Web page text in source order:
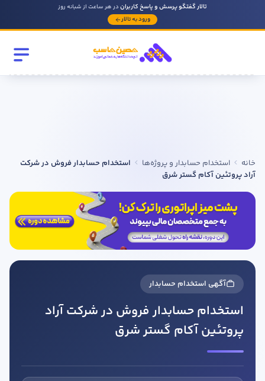
تالار گفتگو پرسش و پاسخ کاربراندر هر ساعت از شبانه روز
ورود به تالار
خانه استخدام حسابدار و پروژه‌ها
استخدام حسابدار فروش در شرکت
آراد پروتئین آکام گستر شرق
آگهی استخدام حسابدار
استخدام حسابدار فروش در شرکت آراد
پروتئین آکام گستر شرق
روحیه رهبری دارید ؟
بله
خیر
در صورتی که سابقه دارید توضیح مختصر از فعالیتی که در حسابداری
در صورتی که سابقه دارید ، چه مهارت هایی در حسابداری دارید؟